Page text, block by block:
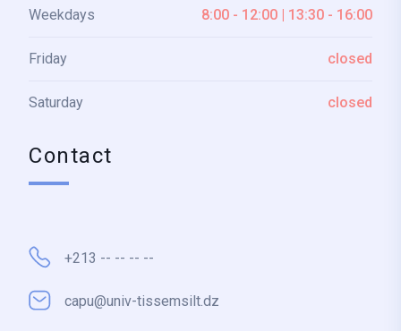
Weekdays 8:00 - 12:00 | 13:30 - 16:00
Friday closed
Saturday closed
Contact
+213 -- -- -- --
capu@univ-tissemsilt.dz